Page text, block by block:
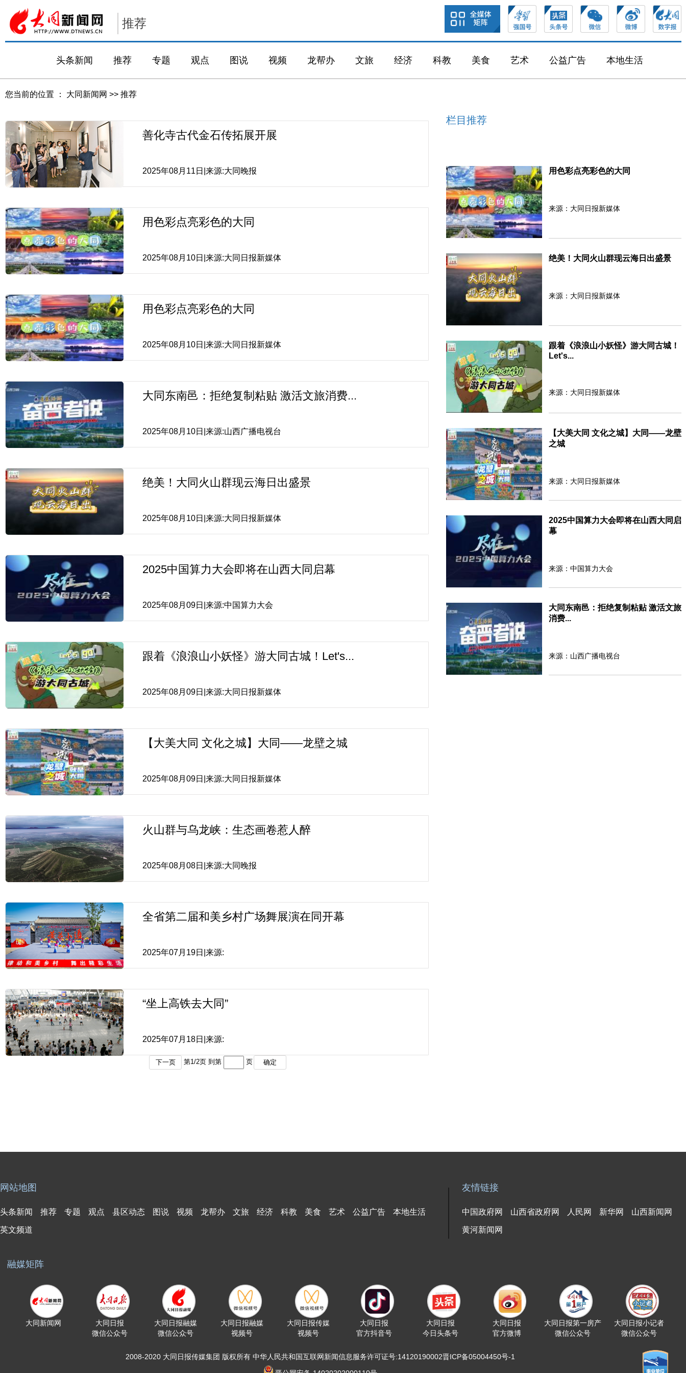
推荐
头条新闻 推荐 专题 观点 图说 视频 龙帮办 文旅 经济 科教 美食 艺术 公益广告 本地生活
您当前的位置 ： 大同新闻网 >> 推荐
善化寺古代金石传拓展开展
2025年08月11日|来源:大同晚报
用色彩点亮彩色的大同
2025年08月10日|来源:大同日报新媒体
用色彩点亮彩色的大同
2025年08月10日|来源:大同日报新媒体
大同东南邑：拒绝复制粘贴 激活文旅消费...
2025年08月10日|来源:山西广播电视台
绝美！大同火山群现云海日出盛景
2025年08月10日|来源:大同日报新媒体
2025中国算力大会即将在山西大同启幕
2025年08月09日|来源:中国算力大会
跟着《浪浪山小妖怪》游大同古城！Let's...
2025年08月09日|来源:大同日报新媒体
【大美大同 文化之城】大同——龙壁之城
2025年08月09日|来源:大同日报新媒体
火山群与乌龙峡：生态画卷惹人醉
2025年08月08日|来源:大同晚报
全省第二届和美乡村广场舞展演在同开幕
2025年07月19日|来源:
“坐上高铁去大同”
2025年07月18日|来源:
下一页 第1/2页 到第 页 确定
栏目推荐
用色彩点亮彩色的大同
来源：大同日报新媒体
绝美！大同火山群现云海日出盛景
来源：大同日报新媒体
跟着《浪浪山小妖怪》游大同古城！
Let's...
来源：大同日报新媒体
【大美大同 文化之城】大同——龙壁
之城
来源：大同日报新媒体
2025中国算力大会即将在山西大同启
幕
来源：中国算力大会
大同东南邑：拒绝复制粘贴 激活文旅
消费...
来源：山西广播电视台
网站地图
头条新闻 推荐 专题 观点 县区动态 图说 视频 龙帮办 文旅 经济 科教 美食 艺术 公益广告 本地生活
英文频道
友情链接
中国政府网 山西省政府网 人民网 新华网 山西新闻网
黄河新闻网
融媒矩阵
大同新闻网
大同日报
微信公众号
大同日报融媒
微信公众号
大同日报融媒
视频号
大同日报传媒
视频号
大同日报
官方抖音号
大同日报
今日头条号
大同日报
官方微博
大同日报第一房产
微信公众号
大同日报小记者
微信公众号
2008-2020 大同日报传媒集团 版权所有 中华人民共和国互联网新闻信息服务许可证号:14120190002晋ICP备05004450号-1